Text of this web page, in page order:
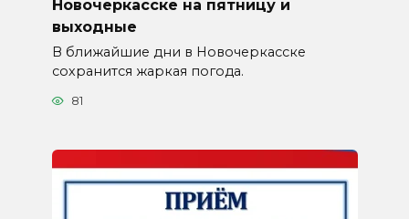
Новочеркасске на пятницу и
выходные
В ближайшие дни в Новочеркасске
сохранится жаркая погода.
81